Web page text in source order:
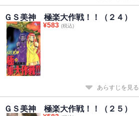
ＧＳ美神 極楽大作戦！！（２４）
¥583 (税込)
あらすじを見る
ＧＳ美神 極楽大作戦！！（２５）